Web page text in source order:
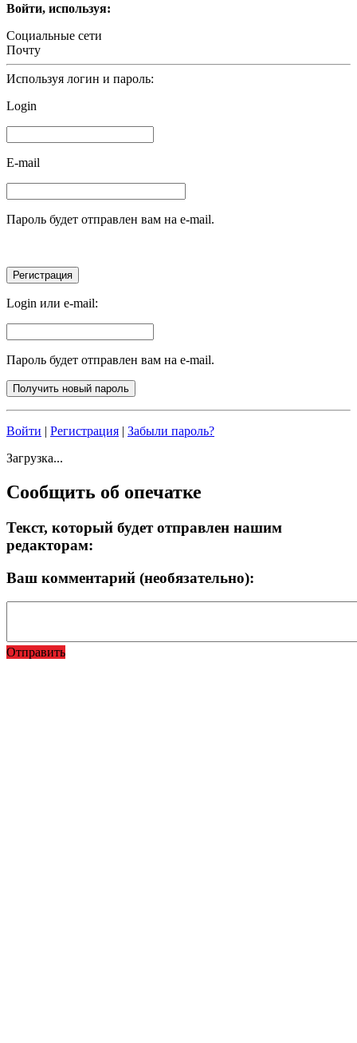
Войти, используя:
Социальные сети
Почту
Используя логин и пароль:
Login
E-mail
Пароль будет отправлен вам на e-mail.
Login или e-mail:
Пароль будет отправлен вам на e-mail.
Войти | Регистрация | Забыли пароль?
Загрузка...
Сообщить об опечатке
Текст, который будет отправлен нашим
редакторам:
Ваш комментарий (необязательно):
Отправить